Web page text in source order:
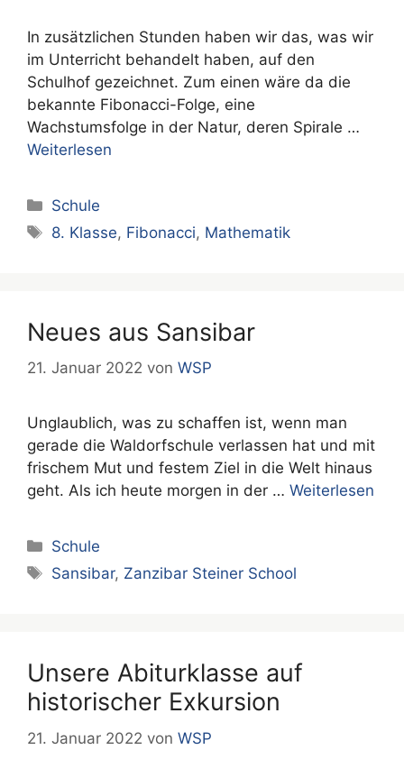
In zusätzlichen Stunden haben wir das, was wir
im Unterricht behandelt haben, auf den
Schulhof gezeichnet. Zum einen wäre da die
bekannte Fibonacci-Folge, eine
Wachstumsfolge in der Natur, deren Spirale …
Weiterlesen
Kategorien
Schule
Schlagwörter
8. Klasse, Fibonacci, Mathematik
Neues aus Sansibar
21. Januar 2022 von WSP
Unglaublich, was zu schaffen ist, wenn man
gerade die Waldorfschule verlassen hat und mit
frischem Mut und festem Ziel in die Welt hinaus
geht. Als ich heute morgen in der … Weiterlesen
Kategorien
Schule
Schlagwörter
Sansibar, Zanzibar Steiner School
Unsere Abiturklasse auf
historischer Exkursion
21. Januar 2022 von WSP